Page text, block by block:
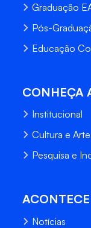
Graduação
Pós-
Educação
CONHEÇA
Institucional
Cultura e Arte
Pesquisa e
Notícias